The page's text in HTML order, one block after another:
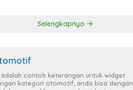
Selengkapnya
adalah contoh keterangan untuk widget
kategori otomotif, anda bisa dengan